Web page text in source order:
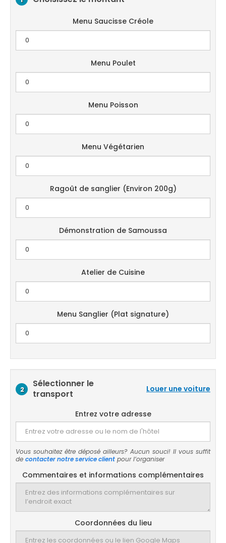
Menu Saucisse Créole
Menu Poulet
Menu Poisson
Menu Végétarien
Ragoût de sanglier (Environ 200g)
Démonstration de Samoussa
Atelier de Cuisine
Menu Sanglier (Plat signature)
2
Sélectionner le
transport
Louer une voiture
Entrez votre adresse
Vous souhaitez être déposé ailleurs? Aucun souci! Il vous suffit
de contacter notre service client pour l’organiser
Commentaires et informations complémentaires
Coordonnées du lieu